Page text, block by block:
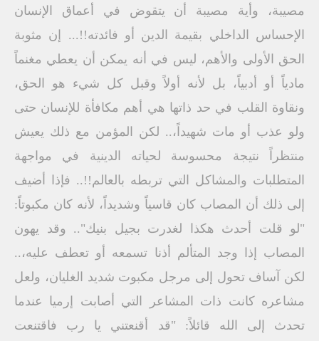
مصيبة، وأية مصيبة أن يتقوض في أعماق الإنسان
الإحساس الداخلي بقيمة الدين أو فائدته!!... إن مثوبة
الحق الأولى والأهم، ليس في أنه يمكن أن يعطي مغنماً
مادياً أو أدبياً، بل لأنه أولاً وقبل كل شيء هو الحق،
ونقاوة القلب في حد ذاتها هي أهم مكافأة للإنسان حتى
ولو عذب أو مات شهيداً،.. لكن المؤمن مع ذلك يعيش
منتظراً نتيجة محسوسة لحياته الدينية في مواجهة
المتطلبات والمشاكل التي تربطه بالعالم!!.. فإذا أضيف
إلى ذلك أن المصاب كان قاسياً وشديداً، لأنه كان مكبوتاً:
"لو قلت أحدث هكذا لغدرت بجيل بنيك".. وقد يهون
المصاب إذا وجد المتألم أذنا تسمعه أو تعطف عليه،..
لكن آساف تحول إلى مرجل مكبوت شديد الغليان، ولعل
مشاعره كانت ذات المشاعر التي أصابت إرميا عندما
تحدث إلى الله قائلاً: "قد أقنعتني يا رب فاقتنعت